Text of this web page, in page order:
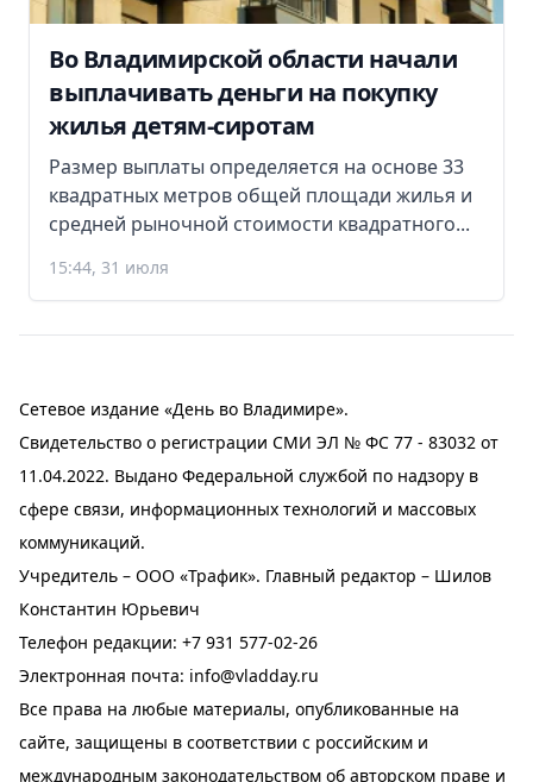
Во Владимирской области начали
выплачивать деньги на покупку
жилья детям-сиротам
Размер выплаты определяется на основе 33
квадратных метров общей площади жилья и
средней рыночной стоимости квадратного...
15:44, 31 июля
Сетевое издание «День во Владимире».
Свидетельство о регистрации СМИ ЭЛ № ФС 77 - 83032 от
11.04.2022. Выдано Федеральной службой по надзору в
сфере связи, информационных технологий и массовых
коммуникаций.
Учредитель – ООО «Трафик». Главный редактор – Шилов
Константин Юрьевич
Телефон редакции: +7 931 577-02-26
Электронная почта: info@vladday.ru
Все права на любые материалы, опубликованные на
сайте, защищены в соответствии с российским и
международным законодательством об авторском праве и